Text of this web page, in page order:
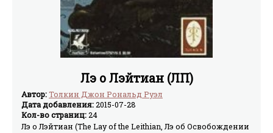
Лэ о Лэйтиан (ЛП)
Автор:Толкин Джон Рональд Руэл
Дата добавления:2015-07-28
Кол-во страниц:24
Лэ о Лэйтиан (The Lay of the Leithian, Лэ об Освобождении